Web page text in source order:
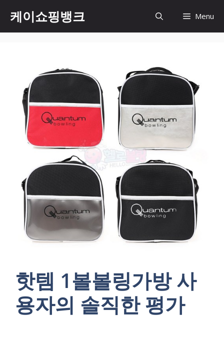
content
케이쇼핑뱅크 Menu
핫템 1볼볼링가방 사
용자의 솔직한 평가